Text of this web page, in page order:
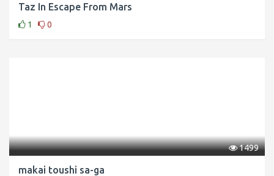
Taz In Escape From Mars
1 0
1499
makai toushi sa-ga